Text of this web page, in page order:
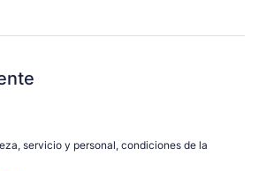
servicio y personal, condiciones de la